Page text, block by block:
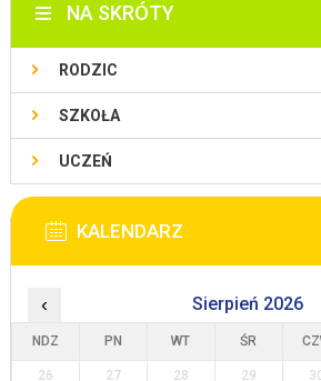
NA SKRÓTY
RODZIC
SZKOŁA
UCZEŃ
KALENDARZ
‹ Sierpień 2026
NDZ PN WT ŚR
26 27 28 29